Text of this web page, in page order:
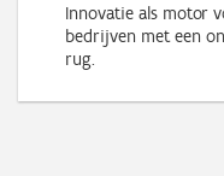
Innovatie als motor
bedrijven met een
rug.